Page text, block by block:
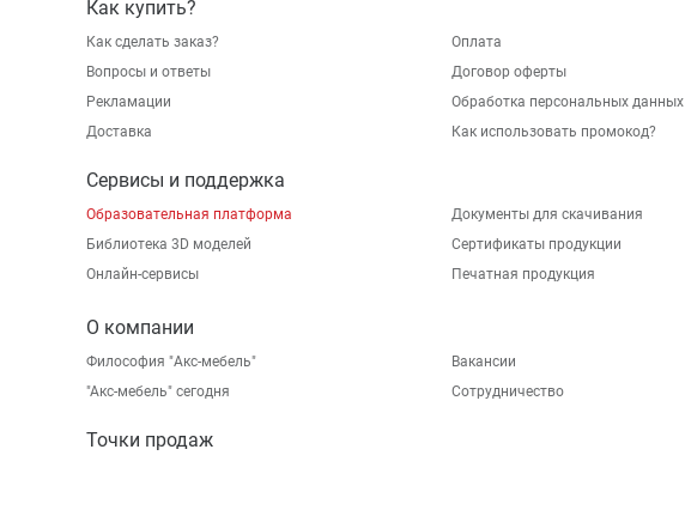
Как купить?
Как сделать заказ?
Вопросы и ответы
Рекламации
Доставка
Оплата
Договор оферты
Обработка персональных данных
Как использовать промокод?
Сервисы и поддержка
Образовательная платформа
Библиотека 3D моделей
Онлайн-сервисы
Документы для скачивания
Сертификаты продукции
Печатная продукция
О компании
Философия "Акс-мебель"
"Aкс-мебель" сегодня
Вакансии
Сотрудничество
Точки продаж